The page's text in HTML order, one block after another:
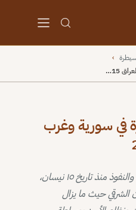
›
15…
في سورية وغرب
لم تطرأ تغيرات على مواقع السيطرة والنفوذ منذ تاريخ ١٥ نيسان،
حيث ما يزال